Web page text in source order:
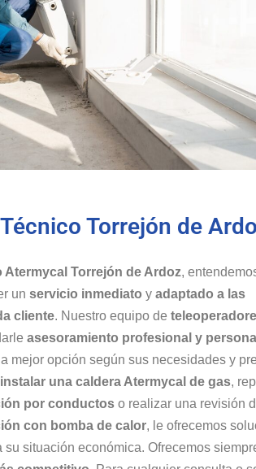
Torrejón de
Atermycal Torrejón de Ardoz,
un servicio inmediato y adaptado a las
cliente. Nuestro equipo de
asesoramiento profesional y
mejor opción según sus necesidades y
instalar una caldera Atermycal de gas,
por conductos o realizar una revisión
con bomba de calor, le ofrecemos
situación económica. Ofrecemos